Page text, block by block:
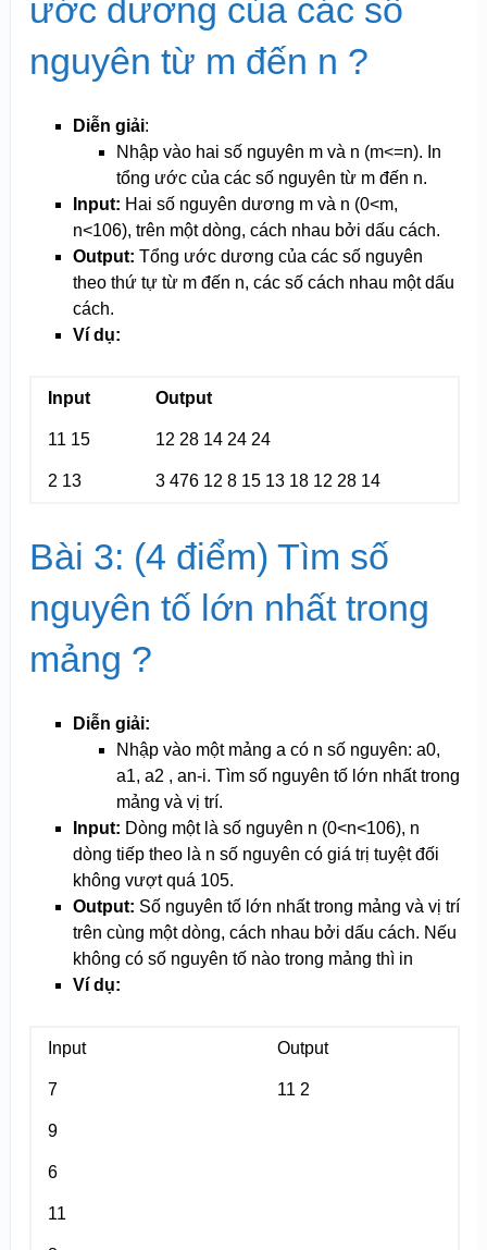
ước dương của các số
nguyên từ m đến n ?
Diễn giải:
Nhập vào hai số nguyên m và n (m<=n). In
tổng ước của các số nguyên từ m đến n.
Input: Hai số nguyên dương m và n (0<m,
n<106), trên một dòng, cách nhau bởi dấu cách.
Output: Tổng ước dương của các số nguyên
theo thứ tự từ m đến n, các số cách nhau một dấu
cách.
Ví dụ:
Input Output
11 15 12 28 14 24 24
2 13 3 476 12 8 15 13 18 12 28 14
Bài 3: (4 điểm) Tìm số
nguyên tố lớn nhất trong
mảng ?
Diễn giải:
Nhập vào một mảng a có n số nguyên: a0,
a1, a2 , an-i. Tìm số nguyên tố lớn nhất trong
mảng và vị trí.
Input: Dòng một là số nguyên n (0<n<106), n
dòng tiếp theo là n số nguyên có giá trị tuyệt đối
không vượt quá 105.
Output: Số nguyên tố lớn nhất trong mảng và vị trí
trên cùng một dòng, cách nhau bởi dấu cách. Nếu
không có số nguyên tố nào trong mảng thì in
Ví dụ:
Input Output
7 11 2
9
6
11